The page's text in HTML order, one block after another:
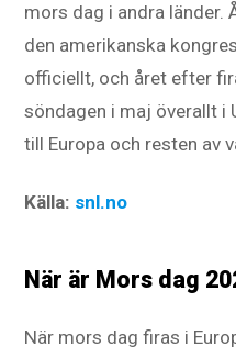
mors dag i andra länder.
den amerikanska
officiellt, och året efter
söndagen i maj överallt i
till Europa och resten av
Källa: snl.no
När är Mors dag
När mors dag firas i